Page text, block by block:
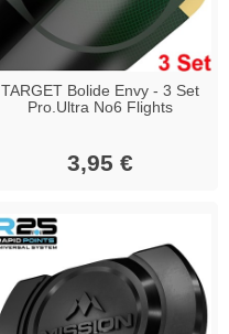
TARGET Bolide Envy - 3 Set
Pro.Ultra No6 Flights
3,95 €